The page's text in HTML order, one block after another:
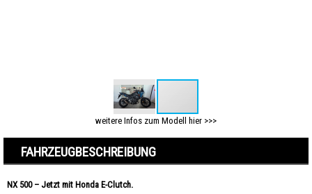
weitere Infos zum Modell hier >>>
FAHRZEUGBESCHREIBUNG
NX 500 – Jetzt mit Honda E-Clutch.